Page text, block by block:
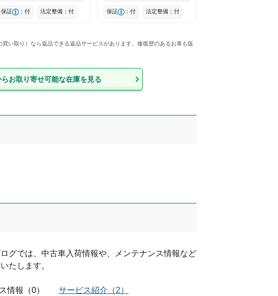
保証 ：付 法定整備：付 保証 ：付 法定整備：付
い取り）なら返品できる返品サービスがあります。修復歴のあるお車も販
お取り寄せ可能な在庫を見る
グでは、中古車入荷情報や、メンテナンス情報など
たします。
情報 （0） サービス紹介 （2）